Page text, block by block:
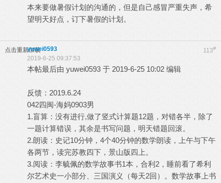
本来要做暑假计划的沟通的，但是自己感冒严重失声，希
望明天好点，订下暑假的计划。
点击重新加载 113#
yuwei0593
2019-6-25 09:37:53
本帖最后由 yuwei0593 于 2019-6-25 10:02 编辑
反馈：2019.6.24
042四闽-海妈0903男
1.盲算：没有进行,做了竖式计算题12题，对错各半，除了
一题计算错误，其余是书写问题，明天错题回滚。
2.朗读：史记10分钟，4个40分钟的数学朗读，上午与下午
各两节，读完苏教四下，景山版四上。
3.阅读：李毓佩的数学故事书1本，合利2，睡前看了希利
尔艺术史一小部分、三国演义（每天2回）。数学故事上书